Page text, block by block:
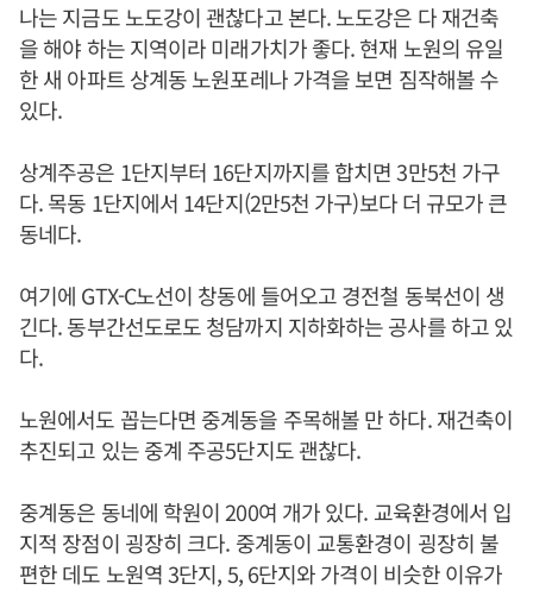
나는 지금도 노도강이 괜찮다고 본다. 노도강은 다 재건축
을 해야 하는 지역이라 미래가치가 좋다. 현재 노원의 유일
한 새 아파트 상계동 노원포레나 가격을 보면 짐작해볼 수
있다.
상계주공은 1단지부터 16단지까지를 합치면 3만5천 가구
다. 목동 1단지에서 14단지(2만5천 가구)보다 더 규모가 큰
동네다.
여기에 GTX-C노선이 창동에 들어오고 경전철 동북선이 생
긴다. 동부간선도로도 청담까지 지하화하는 공사를 하고 있
다.
노원에서도 꼽는다면 중계동을 주목해볼 만 하다. 재건축이
추진되고 있는 중계 주공5단지도 괜찮다.
중계동은 동네에 학원이 200여 개가 있다. 교육환경에서 입
지적 장점이 굉장히 크다. 중계동이 교통환경이 굉장히 불
편한 데도 노원역 3단지, 5, 6단지와 가격이 비슷한 이유가